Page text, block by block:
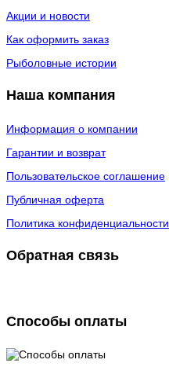
Акции и новости
Как оформить заказ
Рыболовные истории
Наша компания
Информация о компании
Гарантии и возврат
Пользовательское соглашение
Публичная оферта
Политика конфиденциальности
Обратная связь
Способы оплаты